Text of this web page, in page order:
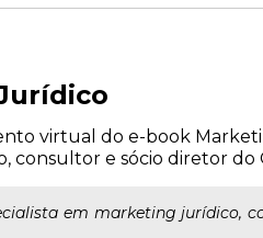
virtual do e-book
e sócio diretor do
em marketing jurídico,